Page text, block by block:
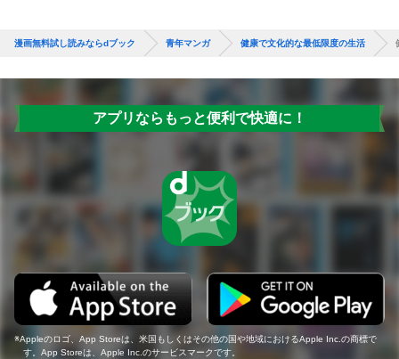
漫画無料試し読みならdブック 青年マンガ 健康で文化的な最低限度の生活
アプリならもっと便利で快適に！
Appleのロゴ、App Storeは、米国もしくはその他の国や地域におけるApple Inc.の商標で
す。App Storeは、Apple Inc.のサービスマークです。